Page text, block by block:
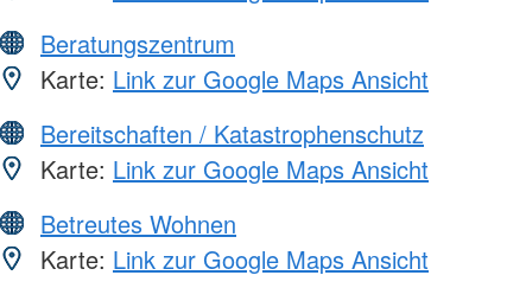
Beratungszentrum
Karte: Link zur Google Maps Ansicht
Bereitschaften / Katastrophenschutz
Karte: Link zur Google Maps Ansicht
Betreutes Wohnen
Karte: Link zur Google Maps Ansicht